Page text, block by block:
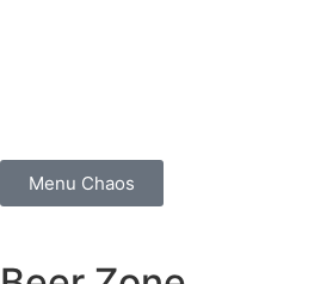
Menu Chaos